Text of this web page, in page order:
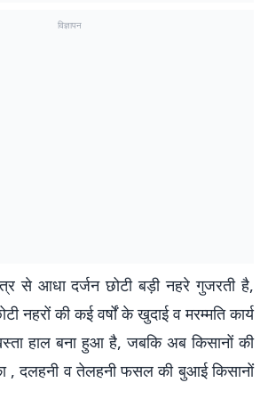
विज्ञापन
से आधा दर्जन छोटी बड़ी नहरे गुजरती है,
नहरों की कई वर्षों के खुदाई व मरम्मति कार्य
हाल बना हुआ है, जबकि अब किसानों की
, दलहनी व तेलहनी फसल की बुआई किसानों